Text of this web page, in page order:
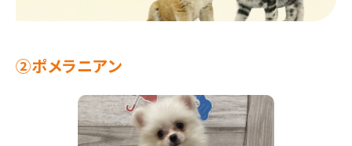
②ポメラニアン